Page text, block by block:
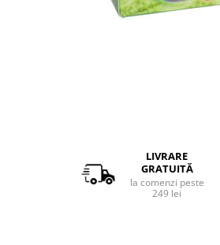
LIVRARE
GRATUITĂ
la comenzi peste
249 lei